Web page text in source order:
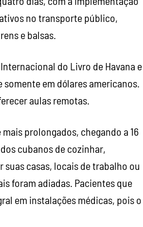
no transporte público,
e balsas.
do Livro de Havana e
em dólares americanos.
aulas remotas.
prolongados, chegando a 16
cubanos de cozinhar,
casas, locais de trabalho ou
foram adiadas. Pacientes que
em instalações médicas, pois o